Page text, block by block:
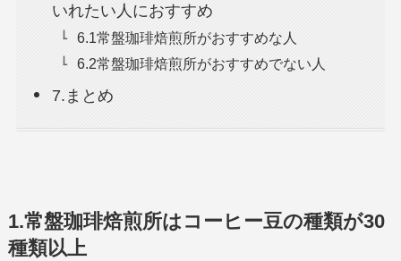
いれたい人におすすめ
6.1常盤珈琲焙煎所がおすすめな人
6.2常盤珈琲焙煎所がおすすめでない人
7.まとめ
1.常盤珈琲焙煎所はコーヒー豆の種類が30
種類以上